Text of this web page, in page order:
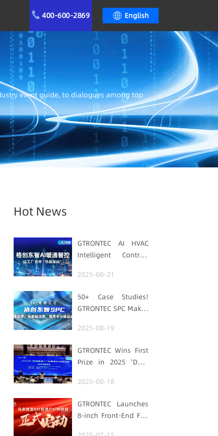
English
400-600-2869
event guide, to dialogues among top
Hot News
GTRONTEC AI HVAC
Intelligent Control:
with "Low-Carbon
2025-08-21
50+ Case Studies!
GTRONTEC SPC Makes
Uses Data for
Strengthens
Semiconductor
Quality Foundation
2025-08-19
GTRONTEC Wins First
Prize in 2025 'Data
Smart Manufacturing
2025-08-18
GTRONTEC Launches
8-inch Front-End Fab